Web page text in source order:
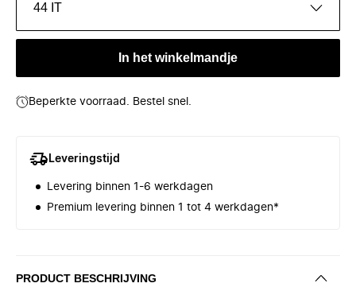
44 IT
In het winkelmandje
Beperkte voorraad. Bestel snel.
Leveringstijd
Levering binnen 1-6 werkdagen
Premium levering binnen 1 tot 4 werkdagen*
PRODUCT BESCHRIJVING